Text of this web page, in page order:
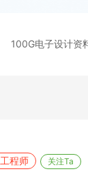
100G电子设计资
程师 关注Ta